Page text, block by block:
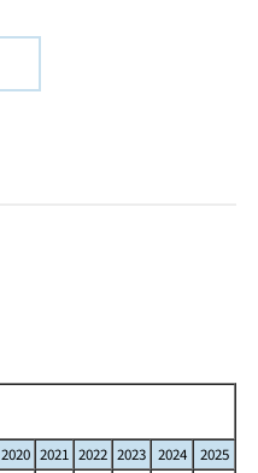
2020 2021 2022 2023 2024
2025